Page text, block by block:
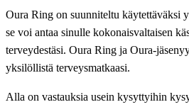
Oura Ring on suunniteltu käytettäväksi
se voi antaa sinulle kokonaisvaltaisen
terveydestäsi. Oura Ring ja Oura-
yksilöllistä terveysmatkaasi.
Alla on vastauksia usein kysyttyihin